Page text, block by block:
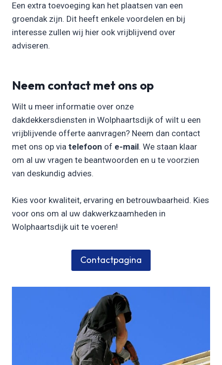
Een extra toevoeging kan het plaatsen van een
groendak zijn. Dit heeft enkele voordelen en bij
interesse zullen wij hier ook vrijblijvend over
adviseren.
Neem contact met ons op
Wilt u meer informatie over onze
dakdekkersdiensten in Wolphaartsdijk of wilt u een
vrijblijvende offerte aanvragen? Neem dan contact
met ons op via telefoon of e-mail. We staan klaar
om al uw vragen te beantwoorden en u te voorzien
van deskundig advies.
Kies voor kwaliteit, ervaring en betrouwbaarheid. Kies
voor ons om al uw dakwerkzaamheden in
Wolphaartsdijk uit te voeren!
Contactpagina